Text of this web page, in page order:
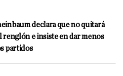
declara que no quitará
renglón e insiste en dar menos
partidos